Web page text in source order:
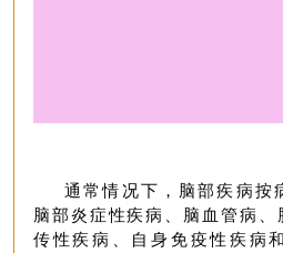
通常情况下，脑部疾病按
脑部炎症性疾病、脑血管病、
传性疾病、自身免疫性疾病